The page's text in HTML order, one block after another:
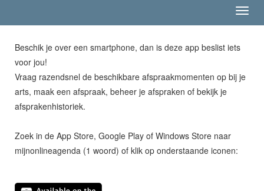
Beschik je over een smartphone, dan is deze app beslist iets
voor jou!
Vraag razendsnel de beschikbare afspraakmomenten op bij je
arts, maak een afspraak, beheer je afspraken of bekijk je
afsprakenhistoriek.
Zoek in de App Store, Google Play of Windows Store naar
mijnonlineagenda (1 woord) of klik op onderstaande iconen: